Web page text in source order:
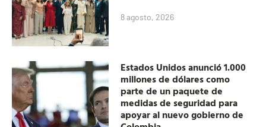
8 agosto, 2026
Estados Unidos anunció 1.000
millones de dólares como
parte de un paquete de
medidas de seguridad para
apoyar al nuevo gobierno de